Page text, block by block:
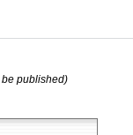
published)